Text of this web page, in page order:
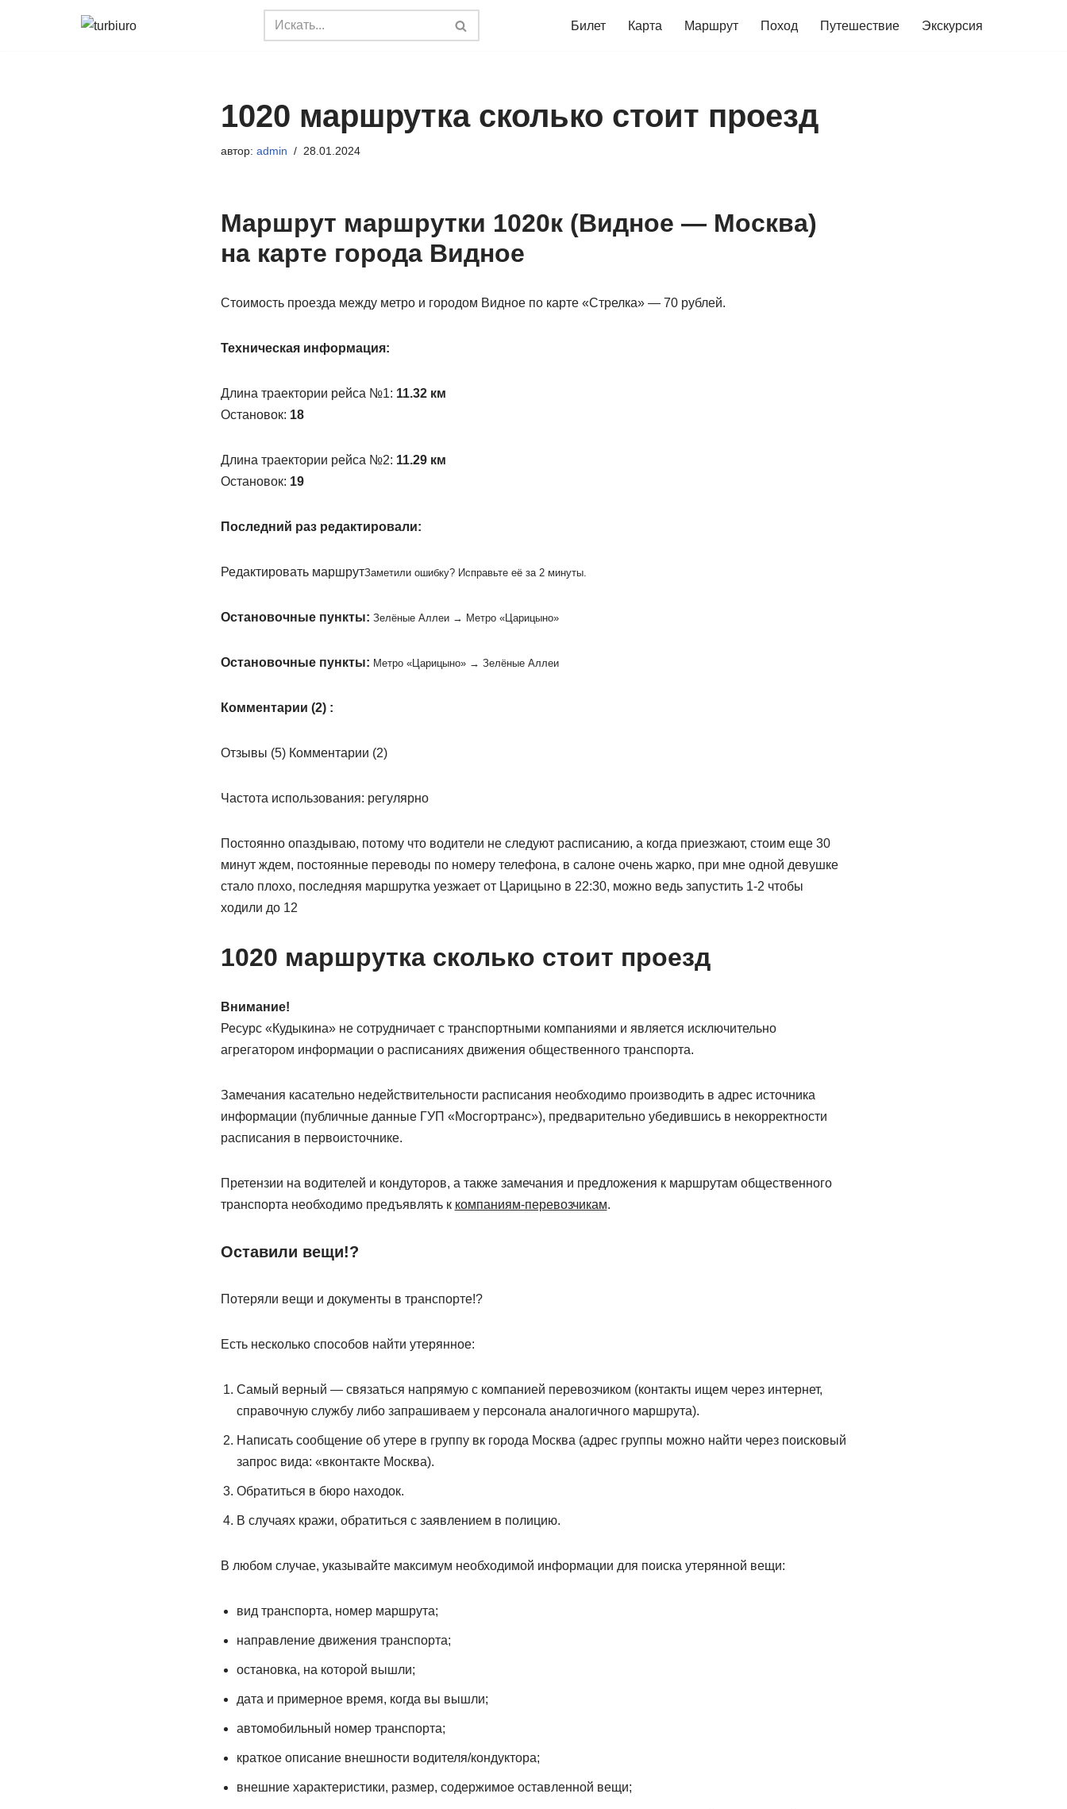
Билет Карта Маршрут Поход Путешествие Экскурсия
1020 маршрутка сколько стоит проезд
автор: admin 28.01.2024
Маршрут маршрутки 1020к (Видное — Москва)
на карте города Видное
Стоимость проезда между метро и городом Видное по карте «Стрелка» — 70 рублей.
Техническая информация:
Длина траектории рейса №1: 11.32 км
Остановок: 18
Длина траектории рейса №2: 11.29 км
Остановок: 19
Последний раз редактировали:
Редактировать маршрутЗаметили ошибку? Исправьте её за 2 минуты.
Остановочные пункты: Зелёные Аллеи → Метро «Царицыно»
Остановочные пункты: Метро «Царицыно» → Зелёные Аллеи
Комментарии (2) :
Отзывы (5) Комментарии (2)
Частота использования: регулярно
Постоянно опаздываю, потому что водители не следуют расписанию, а когда приезжают, стоим еще 30
минут ждем, постоянные переводы по номеру телефона, в салоне очень жарко, при мне одной девушке
стало плохо, последняя маршрутка уезжает от Царицыно в 22:30, можно ведь запустить 1-2 чтобы
ходили до 12
1020 маршрутка сколько стоит проезд
Внимание!
Ресурс «Кудыкина» не сотрудничает с транспортными компаниями и является исключительно
агрегатором информации о расписаниях движения общественного транспорта.
Замечания касательно недействительности расписания необходимо производить в адрес источника
информации (публичные данные ГУП «Мосгортранс»), предварительно убедившись в некорректности
расписания в первоисточнике.
Претензии на водителей и кондуторов, а также замечания и предложения к маршрутам общественного
транспорта необходимо предъявлять к компаниям-перевозчикам.
Оставили вещи!?
Потеряли вещи и документы в транспорте!?
Есть несколько способов найти утерянное:
Самый верный — связаться напрямую с компанией перевозчиком (контакты ищем через интернет,
справочную службу либо запрашиваем у персонала аналогичного маршрута).
Написать сообщение об утере в группу вк города Москва (адрес группы можно найти через поисковый
запрос вида: «вконтакте Москва).
Обратиться в бюро находок.
В случаях кражи, обратиться с заявлением в полицию.
В любом случае, указывайте максимум необходимой информации для поиска утерянной вещи:
вид транспорта, номер маршрута;
направление движения транспорта;
остановка, на которой вышли;
дата и примерное время, когда вы вышли;
автомобильный номер транспорта;
краткое описание внешности водителя/кондуктора;
внешние характеристики, размер, содержимое оставленной вещи;